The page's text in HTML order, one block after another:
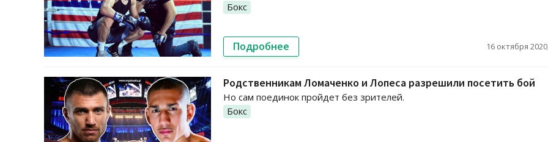
Бокс
Подробнее 16 октября
Родственникам Ломаченко и Лопеса разрешили посетить бой
Но сам поединок пройдет без зрителей.
Бокс